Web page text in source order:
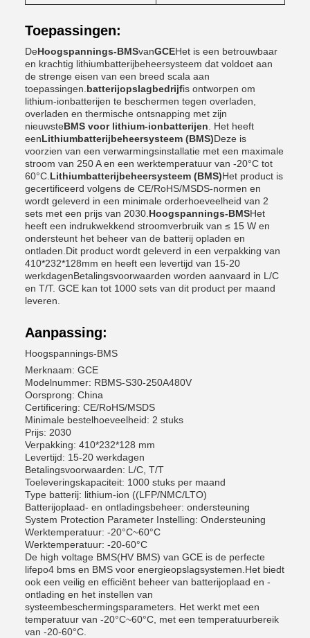
Toepassingen:
DeHoogspannings-BMSvanGCEHet is een betrouwbaar
en krachtig lithiumbatterijbeheersysteem dat voldoet aan
de strenge eisen van een breed scala aan
toepassingen. batterijopslagbedrijfis ontworpen om
lithium-ionbatterijen te beschermen tegen overladen,
overladen en thermische ontsnapping met zijn
nieuwsteBMS voor lithium-ionbatterijen . Het heeft
eenLithiumbatterijbeheersysteem (BMS)Deze is
voorzien van een verwarmingsinstallatie met een maximale
stroom van 250 A en een werktemperatuur van -20°C tot
60°C. Lithiumbatterijbeheersysteem (BMS)Het product is
gecertificeerd volgens de CE/RoHS/MSDS-normen en
wordt geleverd in een minimale orderhoeveelheid van 2
sets met een prijs van 2030. Hoogspannings-BMSHet
heeft een indrukwekkend stroomverbruik van ≤ 15 W en
ondersteunt het beheer van de batterij opladen en
ontladen.Dit product wordt geleverd in een verpakking van
410*232*128mm en heeft een levertijd van 15-20
werkdagenBetalingsvoorwaarden worden aanvaard in L/C
en T/T. GCE kan tot 1000 sets van dit product per maand
leveren.
Aanpassing:
Hoogspannings-BMS
Merknaam: GCE
Modelnummer: RBMS-S30-250A480V
Oorsprong: China
Certificering: CE/RoHS/MSDS
Minimale bestelhoeveelheid: 2 stuks
Prijs: 2030
Verpakking: 410*232*128 mm
Levertijd: 15-20 werkdagen
Betalingsvoorwaarden: L/C, T/T
Toeleveringskapaciteit: 1000 stuks per maand
Type batterij: lithium-ion ((LFP/NMC/LTO)
Batterijoplaad- en ontladingsbeheer: ondersteuning
System Protection Parameter Instelling: Ondersteuning
Werktemperatuur: -20°C~60°C
Werktemperatuur: -20-60°C
De high voltage BMS(HV BMS) van GCE is de perfecte
lifepo4 bms en BMS voor energieopslagsystemen.Het biedt
ook een veilig en efficiënt beheer van batterijoplaad en -
ontlading en het instellen van
systeembeschermingsparameters. Het werkt met een
temperatuur van -20°C~60°C, met een temperatuurbereik
van -20-60°C.